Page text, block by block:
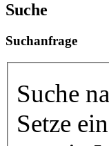
Suche
Suchanfrage
Suche
Setze ein